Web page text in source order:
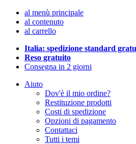
al menù principale
al contenuto
al carrello
Italia: spedizione standard
Reso gratuito
Consegna in 2 giorni
Aiuto
Dov'è il mio ordine?
Restituzione prodotti
Costi di spedizione
Opzioni di pagamento
Contattaci
Tutti i temi